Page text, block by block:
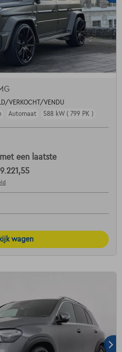
VERKOCHT/VENDU
Automaat 588 kW ( 799 PK )
met een laatste
wagen